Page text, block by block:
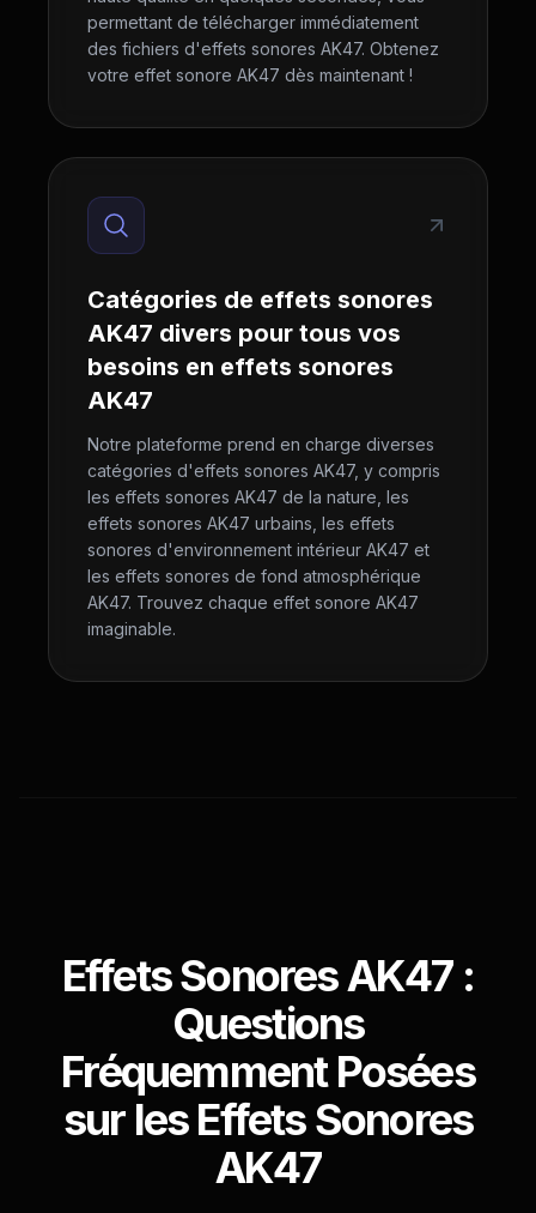
permettant de télécharger immédiatement
des fichiers d'effets sonores AK47. Obtenez
votre effet sonore AK47 dès maintenant !
Catégories de effets sonores
AK47 divers pour tous vos
besoins en effets sonores
AK47
Notre plateforme prend en charge diverses
catégories d'effets sonores AK47, y compris
les effets sonores AK47 de la nature, les
effets sonores AK47 urbains, les effets
sonores d'environnement intérieur AK47 et
les effets sonores de fond atmosphérique
AK47. Trouvez chaque effet sonore AK47
imaginable.
Effets Sonores AK47 :
Questions
Fréquemment Posées
sur les Effets Sonores
AK47